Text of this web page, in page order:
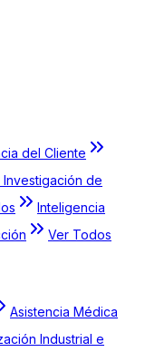
del Cliente
de
Inteligencia
Ver Todos
Asistencia Médica
Industrial e